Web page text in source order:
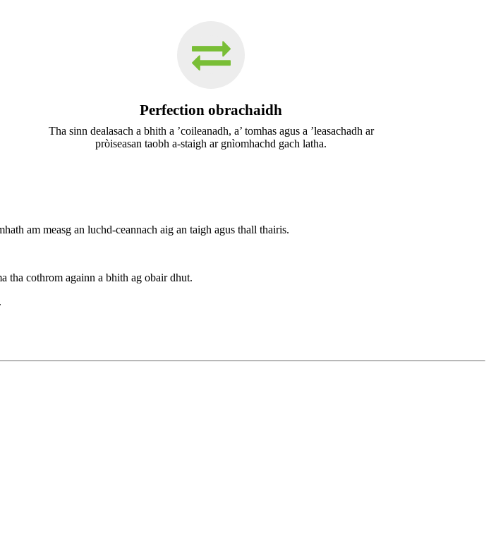
Perfection obrachaidh
Tha sinn dealasach a bhith a ’coileanadh, a’ tomhas agus a ’leasachadh ar
pròiseasan taobh a-staigh ar gnìomhachd gach latha.
am measg an luchd-ceannach aig an taigh agus thall thairis.
tha cothrom againn a bhith ag obair dhut.